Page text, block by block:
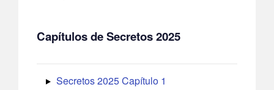
Capítulos de Secretos 2025
Secretos 2025 Capítulo 1